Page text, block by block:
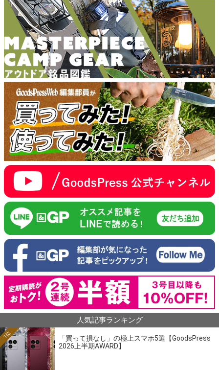
人気記事ランキング
「買って損なし」の極上スマホ5選【GoodsPress
2026上半期AWARD】
1位